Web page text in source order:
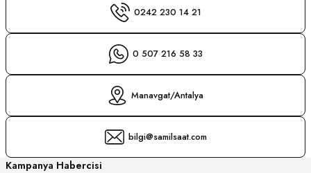
0242 230 14 21
0 507 216 58 33
Manavgat/Antalya
bilgi@samilsaat.com
Kampanya Habercisi